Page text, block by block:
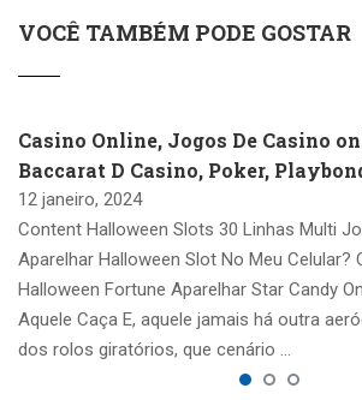
VOCÊ TAMBÉM PODE GOSTAR
Casino Online, Jogos De Casino
Baccarat D Casino, Poker,
12 janeiro, 2024
Content Halloween Slots 30 Linhas Multi
Aparelhar Halloween Slot No Meu Celular?
Halloween Fortune Aparelhar Star Candy
Aquele Caça E, aquele jamais há outra
dos rolos giratórios, que cenário …